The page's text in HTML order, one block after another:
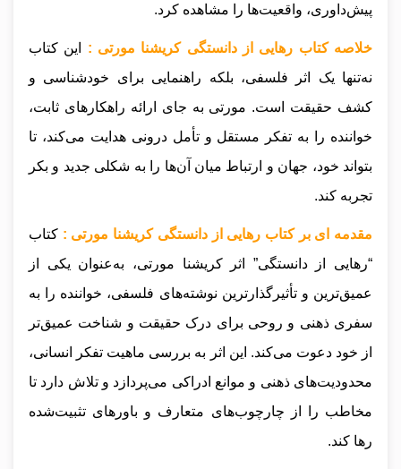
پیش‌داوری، واقعیت‌ها را مشاهده کرد.
خلاصه کتاب رهایی از دانستگی کریشنا مورتی : این کتاب
نه‌تنها یک اثر فلسفی، بلکه راهنمایی برای خودشناسی و
کشف حقیقت است. مورتی به جای ارائه راهکارهای ثابت،
خواننده را به تفکر مستقل و تأمل درونی هدایت می‌کند، تا
بتواند خود، جهان و ارتباط میان آن‌ها را به شکلی جدید و بکر
تجربه کند.
مقدمه ای بر کتاب رهایی از دانستگی کریشنا مورتی : کتاب
“رهایی از دانستگی” اثر کریشنا مورتی، به‌عنوان یکی از
عمیق‌ترین و تأثیرگذارترین نوشته‌های فلسفی، خواننده را به
سفری ذهنی و روحی برای درک حقیقت و شناخت عمیق‌تر
از خود دعوت می‌کند. این اثر به بررسی ماهیت تفکر انسانی،
محدودیت‌های ذهنی و موانع ادراکی می‌پردازد و تلاش دارد تا
مخاطب را از چارچوب‌های متعارف و باورهای تثبیت‌شده
رها کند.